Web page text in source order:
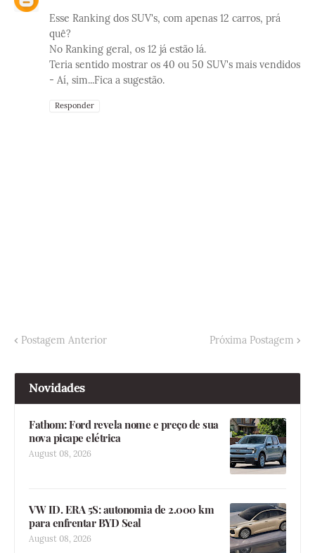
Esse Ranking dos SUV's, com apenas 12 carros, prá
quê?
No Ranking geral, os 12 já estão lá.
Teria sentido mostrar os 40 ou 50 SUV's mais vendidos
- Aí, sim...Fica a sugestão.
Responder
Postagem Anterior Próxima Postagem
Novidades
Fathom: Ford revela nome e preço de sua
nova picape elétrica
August 08, 2026
VW ID. ERA 5S: autonomia de 2.000 km
para enfrentar BYD Seal
August 08, 2026